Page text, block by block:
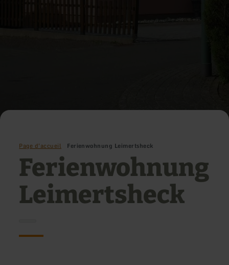
Page d'accueil Ferienwohnung Leimertsheck
Ferienwohnung
Leimertsheck